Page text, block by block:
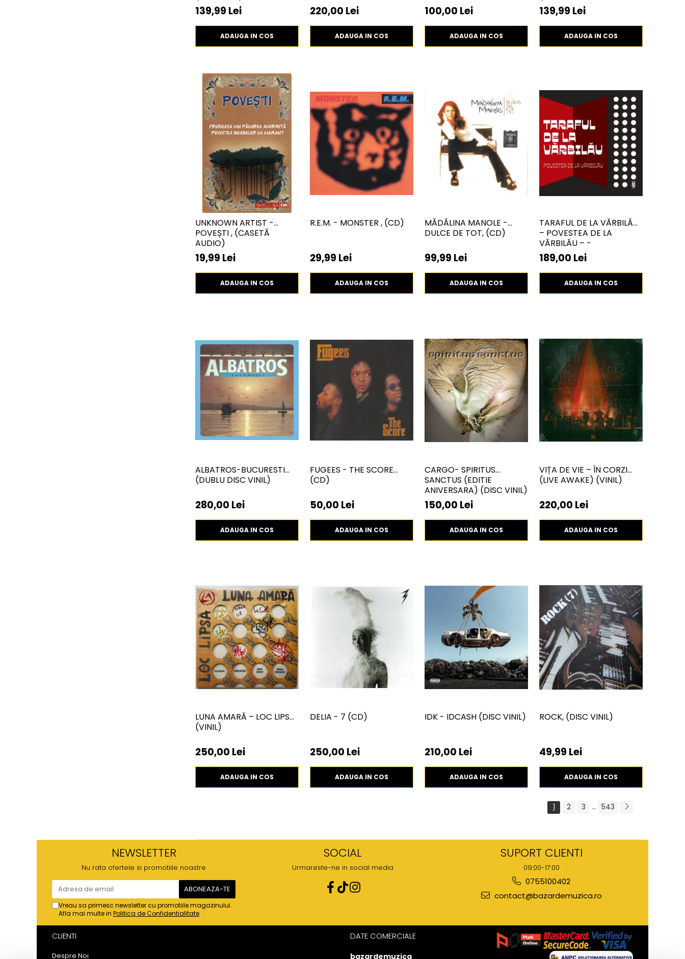
139,99 Lei
ADAUGA IN COS
220,00 Lei
ADAUGA IN COS
100,00 Lei
ADAUGA IN COS
BONUS TRACKS) ) (DISC
VINIL)
139,99 Lei
ADAUGA IN COS
UNKNOWN ARTIST -
POVEȘTI , (CASETĂ
AUDIO)
19,99 Lei
ADAUGA IN COS
R.E.M. - MONSTER , (CD)
29,99 Lei
ADAUGA IN COS
MĂDĂLINA MANOLE -
DULCE DE TOT, (CD)
99,99 Lei
ADAUGA IN COS
TARAFUL DE LA VĂRBILĂU
– POVESTEA DE LA
VĂRBILĂU – -
ELECTRECORD, (DISC
VINIL)
189,00 Lei
ADAUGA IN COS
ALBATROS-BUCURESTI
(DUBLU DISC VINIL)
280,00 Lei
ADAUGA IN COS
FUGEES - THE SCORE
(CD)
50,00 Lei
ADAUGA IN COS
CARGO- SPIRITUS
SANCTUS (EDITIE
ANIVERSARA) (DISC VINIL)
150,00 Lei
ADAUGA IN COS
VIȚA DE VIE – ÎN CORZI
(LIVE AWAKE) (VINIL)
220,00 Lei
ADAUGA IN COS
LUNA AMARĂ – LOC LIPSĂ
(VINIL)
250,00 Lei
ADAUGA IN COS
DELIA - 7 (CD)
250,00 Lei
ADAUGA IN COS
IDK - IDCASH (DISC VINIL)
210,00 Lei
ADAUGA IN COS
ROCK, (DISC VINIL)
49,99 Lei
ADAUGA IN COS
1 2 3 ... 543
NEWSLETTER
Nu rata ofertele si promotiile noastre
Vreau sa primesc newsletter cu promotiile magazinului.
Afla mai multe in Politica de Confidentialitate
SOCIAL
Urmareste-ne in social media
SUPORT CLIENTI
09:00-17:00
0755100402
contact@bazardemuzica.ro
CLIENTI
Despre Noi
DATE COMERCIALE
bazardemuzica